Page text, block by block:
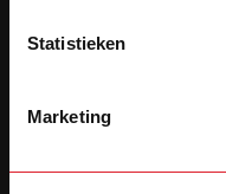
Statistieken
Marketing
The Netherlands
+31 (0) 348 20 0002